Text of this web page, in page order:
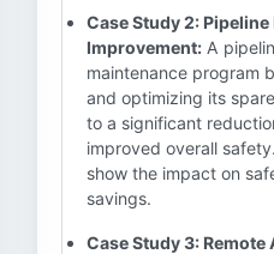
Case Study 2:
Improvement: A
maintenance program
and optimizing its
to a significant
improved overall
show the impact on
savings.
Case Study 3: